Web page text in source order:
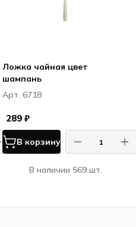
Ложка чайная цвет
шампань
Арт. 6718
289 ₽
В корзину
В наличии 569 шт.